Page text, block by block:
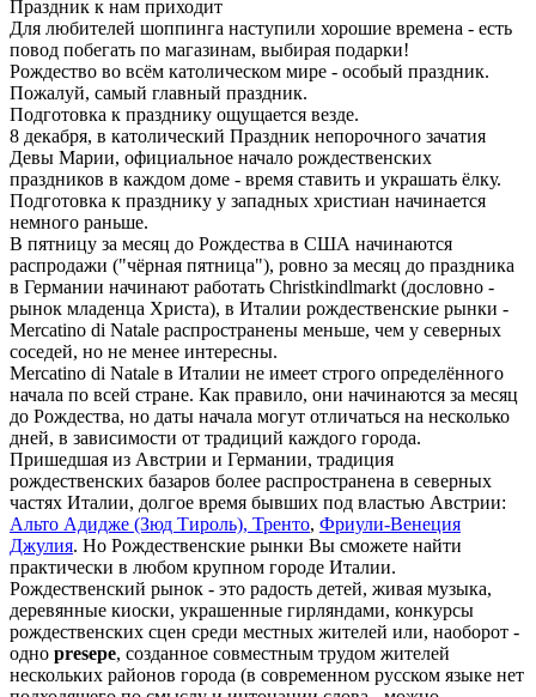
Праздник к нам приходит
Для любителей шоппинга наступили хорошие времена - есть
повод побегать по магазинам, выбирая подарки!
Рождество во всём католическом мире - особый праздник.
Пожалуй, самый главный праздник.
Подготовка к празднику ощущается везде.
8 декабря, в католический Праздник непорочного зачатия
Девы Марии, официальное начало рождественских
праздников в каждом доме - время ставить и украшать ёлку.
Подготовка к празднику у западных христиан начинается
немного раньше.
В пятницу за месяц до Рождества в США начинаются
распродажи ("чёрная пятница"), ровно за месяц до праздника
в Германии начинают работать Christkindlmarkt (дословно -
рынок младенца Христа), в Италии рождественские рынки -
Mercatino di Natale распространены меньше, чем у северных
соседей, но не менее интересны.
Mercatino di Natale в Италии не имеет строго определённого
начала по всей стране. Как правило, они начинаются за месяц
до Рождества, но даты начала могут отличаться на несколько
дней, в зависимости от традиций каждого города.
Пришедшая из Австрии и Германии, традиция
рождественских базаров более распространена в северных
частях Италии, долгое время бывших под властью Австрии:
Альто Адидже (Зюд Тироль), Тренто, Фриули-Венеция
Джулия. Но Рождественские рынки Вы сможете найти
практически в любом крупном городе Италии.
Рождественский рынок - это радость детей, живая музыка,
деревянные киоски, украшенные гирляндами, конкурсы
рождественских сцен среди местных жителей или, наоборот -
одно presepe, созданное совместным трудом жителей
нескольких районов города (в современном русском языке нет